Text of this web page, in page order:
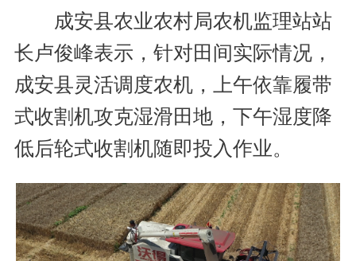
成安县农业农村局农机监理站站
长卢俊峰表示，针对田间实际情况，
成安县灵活调度农机，上午依靠履带
式收割机攻克湿滑田地，下午湿度降
低后轮式收割机随即投入作业。